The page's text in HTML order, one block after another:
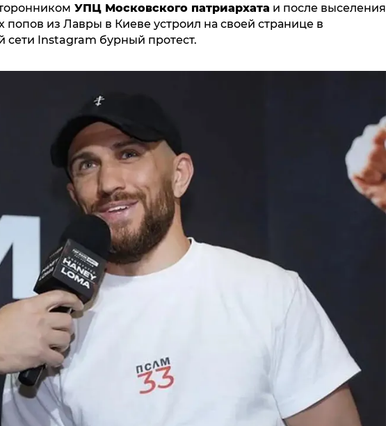
УПЦ Московского патриархата и после выселения
попов из Лавры в Киеве устроил на своей странице в
сети Instagram бурный протест.